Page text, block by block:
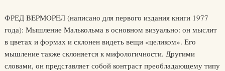
ФРЕД BEPMOPEЛ (написано для первого издания книги 1977
года): Мышление Малькольма в основном визуально: он мыслит
в цветах и формах и склонен видеть вещи «целиком». Его
мышление также склоняется к мифологичности. Другими
словами, он представляет собой контраст преобладающему типу